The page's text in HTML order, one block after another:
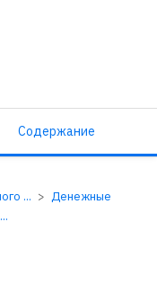
Содержание
...
Денежные